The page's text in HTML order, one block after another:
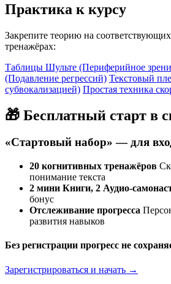
Практика к курсу
Закрепите теорию на
тренажёрах:
Таблицы Шульте (Периферийное
(Подавление регрессий) Текстовый
субвокализацией) Простая техника
🎁 Бесплатный старт в
«Стартовый набор» — для
20 когнитивных тренажёров
понимание текста
2 мини Книги, 2 Аудио-
бонус
Отслеживание прогресса
развития навыков
Без регистрации прогресс не
Зарегистрироваться и начать →